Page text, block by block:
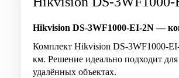
Hikvision DS-3WF1000-EI-2N —
Комплект Hikvision DS-3WF1000-EI-
км. Решение идеально подходит
удалённых объектах.